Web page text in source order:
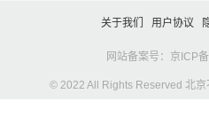
关于我们 用户协议
网站备案号：京ICP
© 2022 All Rights Reserved 北